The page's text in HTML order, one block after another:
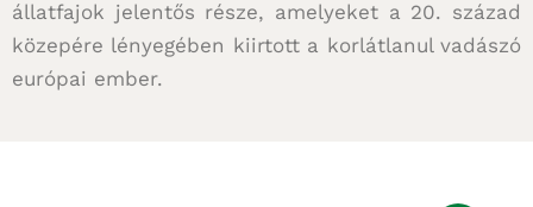
állatfajok jelentős része, amelyeket a 20. század
közepére lényegében kiirtott a korlátlanul vadászó
európai ember.